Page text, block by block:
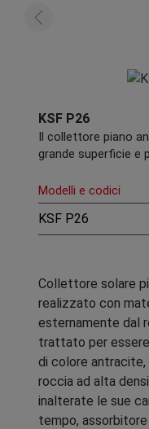
KSF P26
Il collettore piano
grande superficie e
Modelli e codici
KSF P26
Collettore solare
realizzato con
esternamente dal
trattato per
di colore antracite,
roccia ad alta
inalterate le sue
tempo, assorbitore